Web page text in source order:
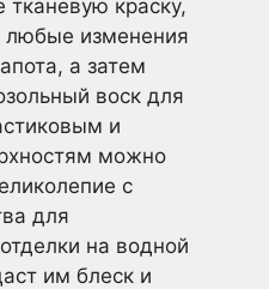
тканевую краску,
любые изменения
а затем
воск для
и
можно
с
для
на водной
им блеск и